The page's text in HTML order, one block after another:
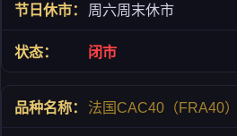
周六周末休市
闭市
法国CAC40（FRA40）